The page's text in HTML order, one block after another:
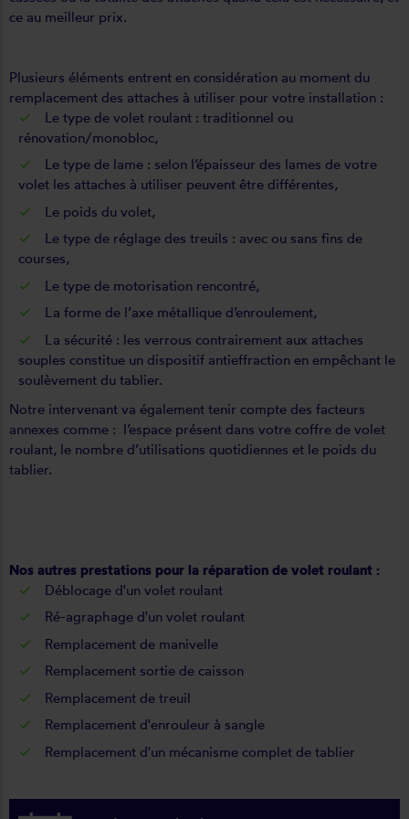
ce au meilleur prix.
Plusieurs éléments entrent en considération au moment du
remplacement des attaches à utiliser pour votre installation :
Le type de volet roulant : traditionnel ou
rénovation/monobloc,
Le type de lame : selon l’épaisseur des lames de votre
volet les attaches à utiliser peuvent être différentes,
Le poids du volet,
Le type de réglage des treuils : avec ou sans fins de
courses,
Le type de motorisation rencontré,
La forme de l’axe métallique d’enroulement,
La sécurité : les verrous contrairement aux attaches
souples constitue un dispositif antieffraction en empêchant le
soulèvement du tablier.
Notre intervenant va également tenir compte des facteurs
annexes comme : l’espace présent dans votre coffre de volet
roulant, le nombre d’utilisations quotidiennes et le poids du
tablier.
Nos autres prestations pour la réparation de volet roulant :
Déblocage d'un volet roulant
Ré-agraphage d'un volet roulant
Remplacement de manivelle
Remplacement sortie de caisson
Remplacement de treuil
Remplacement d'enrouleur à sangle
Remplacement d'un mécanisme complet de tablier